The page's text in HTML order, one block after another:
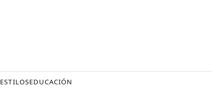
ESTILOSEDUCACIÓN